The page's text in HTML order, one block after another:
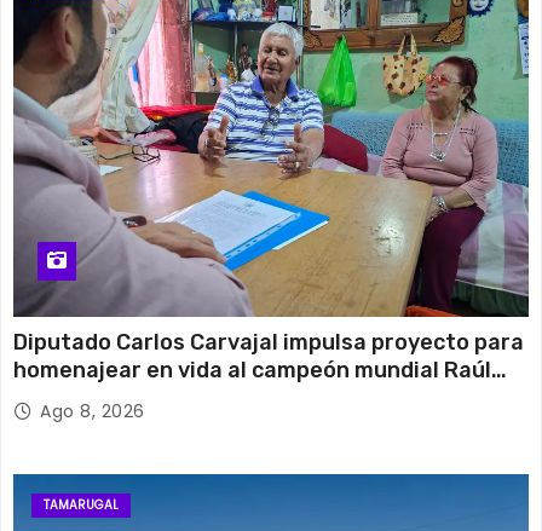
Diputado Carlos Carvajal impulsa proyecto para
homenajear en vida al campeón mundial Raúl
Choque
Ago 8, 2026
TAMARUGAL